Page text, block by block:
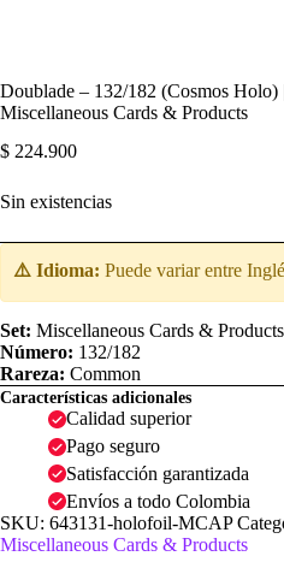
Doublade – 132/182 (Cosmos
Miscellaneous Cards & Products
$ 224.900
Sin existencias
⚠️ Idioma: Puede variar entre
Set: Miscellaneous Cards & Products
Número: 132/182
Rareza: Common
Características adicionales
Calidad superior
Pago seguro
Satisfacción garantizada
Envíos a todo Colombia
SKU: 643131-holofoil-MCAP
Miscellaneous Cards & Products